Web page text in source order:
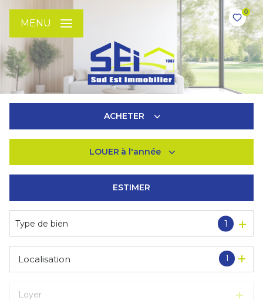
0
MENU
ACHETER
De l'immo pro
LOUER à l'année
De l'immo pro
ESTIMER
Type de bien 1
1
Localisation
Loyer